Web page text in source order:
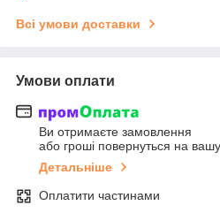
Всі умови доставки
Умови оплати
Ви отримаєте замовлення
або гроші повернуться на
Детальніше
Оплатити частинами